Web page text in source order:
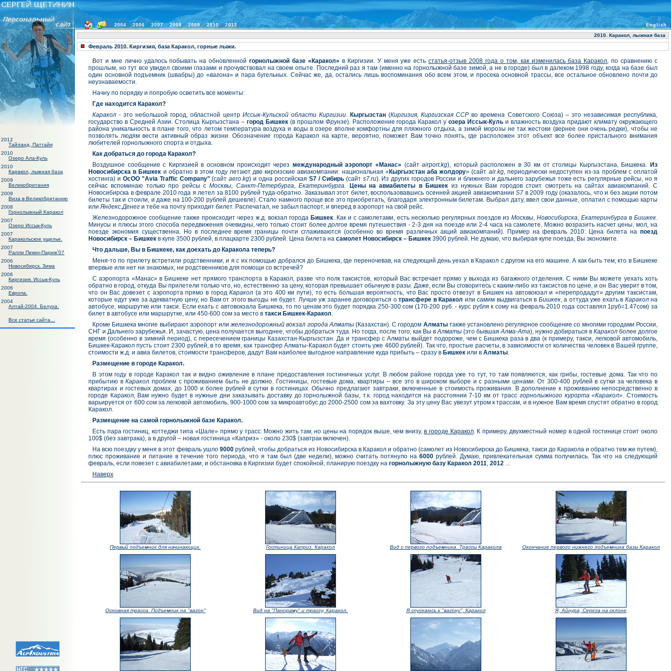
2004 2006 2007 2008 2009 2010 2012 English
2012
Тайланд, Паттайя
2010
Озеро Ала-Куль
2010
Каракол, лыжная база
2009
Великобритания
2009
Виза в Великобританию
2008
Горнолыжный Каракол
2007
Озеро Иссык-Куль
2007
Каракольское ущелье.
2007
Ралли Пекин-Париж'07
2006
Новосибирск. Зима
2006
Киргизия. Иссык-Куль
2006
Европа.
2004
Алтай-2004. Белуха.
Все статьи сайта...
2010. Каракол, лыжная база
Февраль 2010. Киргизия, база Каракол, горные лыжи.
Вот и мне лично удалось побывать на обновленнойгорнолыжной базе «Каракол» в Киргизии. У меня уже естьстатья-отзыв 2008 года о том, как изменилась база Каракол, по сравнению с
прошлым, но тут все увидел своими глазами и прочувствовал на своем опыте. Последний раз я там (именно на горнолыжной базе зимой, а не в городе) был в далеком 1998 году, когда на базе был
один основной подъемник (швабры) до «вагона» и пара бугельных. Сейчас же, да, остались лишь воспоминания обо всем этом, и просека основной трассы, все остальное обновлено почти до
неузнаваемости.
Начну по порядку и попробую осветить все моменты:
Где находится Каракол?
Каракол - это небольшой город, областной центр Иссык-Кульской области Киргизии. Кыргызстан(Киргизия, Киргизская ССР во времена Советского Союза) – это независимая республика,
государство в Средней Азии. Столица Кыргызстана – город Бишкек(в прошлом Фрунзе). Расположение города Каракол уозера Иссык-Куль и влажность воздуха придают климату окружающего
района уникальность в плане того, что летом температура воздуха и воды в озере вполне комфортны для пляжного отдыха, а зимой морозы не так жестоки (вернее они очень редки), чтобы не
позволять людям вести активный образ жизни. Обозначение города Каракол на карте, вероятно, поможет Вам точно понять, где расположен этот объект все более пристального внимания
любителей горнолыжного спорта и отдыха.
Как добраться до города Каракол?
Воздушное сообщение с Киргизией в основном происходит через международный аэропорт «Манас» (сайтairport.kg), который расположен в 30 км от столицы Кыргызстана, Бишкека. Из
Новосибирска в Бишкек и обратно в этом году летают две киргизские авиакомпании: национальная « Кыргызстан аба жолдору» (сайт air.kg, периодически недоступен из-за проблем с оплатой
хостинга) и ОсОО "Avia Traffic Company" (сайтaero.kg) и одна российская S7 / Сибирь(сайт s7.ru). Из других городов России и ближнего и дальнего зарубежья тоже есть регулярные рейсы, но я
сейчас вспоминаю только про рейсы сМосквы, Санкт-Петербурга,Екатеринбурга. Цены на авиабилеты в Бишкек из нужных Вам городов стоит смотреть на сайтах авиакомпаний. С
Новосибирска в феврале 2010 года я летел за 8100 рублей туда-обратно. Заказывал этот билет, воспользовавшись осенней акцией авиакомпанииS7 в 2009 году (оказалось, что и без акции потом
билеты так и стоили, и даже на 100-200 рублей дешевле). Стало намного проще все это приобретать, благодаря электронным билетам. Выбрал дату, ввел свои данные, оплатил с помощью карты
илиЯндекс.Денег и тебе на почту приходит билет. Распечатал, не забыл паспорт, и вперед в аэропорт на свой рейс.
Железнодорожное сообщение также происходит через ж.д. вокзал города Бишкек. Как и с самолетами, есть несколько регулярных поездов из Москвы, Новосибирска, Екатеринбурга в Бишкек.
Минусы и плюсы этого способа передвижения очевидны, чего только стоит более долгое время путешествия - 2-3 дня на поезде или 2-4 часа на самолете. Можно возразить насчет цены, мол, на
поезде экономия существенна. Но в последнее время границы почти сглаживаются (особенно во время различных акций авиакомпаний). Пример на февраль 2010: Цена билета на поезд
Новосибирск – Бишкек в купе 3500 рублей, в плацкарте 2300 рублей. Цена билета на самолет Новосибирск – Бишкек 3900 рублей. Не думаю, что выбирая купе поезда, Вы экономите.
Что дальше, Вы в Бишкеке, как доехать до Каракола теперь?
Меня-то по прилету встретили родственники, и я с их помощью добрался до Бишкека, где переночевав, на следующий день уехал в Каракол с другом на его машине. А как быть тем, кто в Бишкеке
впервые или нет ни знакомых, ни родственников для помощи со встречей?
С аэропорта «Манас» в Бишкеке нет прямого транспорта в Каракол, разве что полк таксистов, который Вас встречает прямо у выхода из багажного отделения. С ними Вы можете уехать хоть
обратно в город, откуда Вы прилетели только что, но, естественно за цену, которая превышает обычную в разы. Даже, если Вы сговоритесь с каким-либо из таксистов по цене, и он Вас уверит в том,
что он Вас довезет с аэропорта прямо в городКаракол (а это 400 км пути), то есть большая вероятность, что Вас просто отвезут в Бишкек на автовокзал и «перепродадут» другим таксистам,
которые едут уже за адекватную цену, но Вам от этого выгоды не будет. Лучше уж заранее договориться о трансфере в Каракол или самим выдвигаться в Бишкек, а оттуда уже ехать в Караколна
автобусе, маршрутке или такси. Если ехать с автовокзала Бишкека, то по ценам это будет порядка 250-300 сом (170-200 руб. - курс рубля к сому на февраль 2010 года составлял 1руб=1.47сом) за
билет в автобусе или маршрутке, или 450-600 сом за место в такси Бишкек-Каракол.
Кроме Бишкека многие выбирают аэропорт илижелезнодорожный вокзал города Алматы(Казахстан). С городом Алматытакже установлено регулярное сообщение со многими городами России,
СНГ и Дальнего зарубежья. И, зачастую, цена получается выгоднее, чтобы добраться туда. Но тогда, после того, как Вы вАлматы (это бывшаяАлма-Ата), нужно добираться в Каракол более долгое
время (особенно в зимний период), с пересечением границы Казахстан-Кыргызстан. Да и трансфер с Алматы выйдет подороже, чем с Бишкека раза в два (к примеру, такси, легковой автомобиль,
Бишкек-Каракол пусть стоит 2300 рублей, в то время, как трансфер Алматы-Каракол будет стоить уже 4600 рублей). Так что, простые расчеты, в зависимости от количества человек в Вашей группе,
стоимости ж.д. и авиа билетов, стоимости трансферов, дадут Вам наиболее выгодное направление куда прибыть – сразу в Бишкек или в Алматы.
Размещение в городе Каракол.
В этом году в городе Каракол так и видно оживление в плане предоставления гостиничных услуг. В любом районе города уже то тут, то там появляются, как грибы, гостевые дома. Так что по
прибытию вКаракол проблем с проживанием быть не должно. Гостиницы, гостевые дома, квартиры – все это в широком выборе и с разными ценами. От 300-400 рублей в сутки за человека в
квартирах и гостевых домах, до 1000 и более рублей в сутки в гостиницах. Обычно предлагают завтраки, включенные в стоимость проживания. В дополнение к проживанию непосредственно в
городе Каракол, Вам нужно будет в нужные дни заказывать доставку до горнолыжной базы, т.к. город находится на расстоянии 7-10 км от трасс горнолыжного курорта «Каракол». Стоимость
варьируется от 600 сом за легковой автомобиль, 900-1000 сом за микроавтобус до 2000-2500 сом за вахтовку. За эту цену Вас увезут утром к трассам, и в нужное Вам время спустят обратно в город
Каракол.
Размещение на самой горнолыжной базе Каракол.
Есть пара гостиниц, коттеджи типа «Шале» прямо у трасс. Можно жить там, но цены на порядок выше, чем внизу,в городе Каракол. К примеру, двухместный номер в одной гостинице стоит около
100$ (без завтрака), а в другой – новая гостиница «Каприз» - около 230$ (завтрак включен).
На всю поездку у меня в этот февраль ушло 9000 рублей, чтобы добраться из Новосибирска в Каракол и обратно (самолет из Новосибирска до Бишкека, такси до Каракола и обратно тем же путем),
плюс проживание и питание в течение того периода, что я там был (две недели), можно считать потянуло на 6000 рублей. Думаю, привлекательная сумма получилась. Так что на следующий
февраль, если повезет с авиабилетами, и обстановка в Киргизии будет спокойной, планирую поездку на горнолыжную базу Каракол 2011, 2012 ...
Наверх
Первый подъемник для начинающих. Гостиница Каприз. Каракол Вид с первого подъемника. Трассы Каракола Окончание первого нижнего подъемника базы Каракол
Основная трасса. Подъемник на "вагон" Вид на "Панораму" и трассу, Каракол. Я спускаюсь к "вагону", Каракол Я, Айнура, Серега на склоне